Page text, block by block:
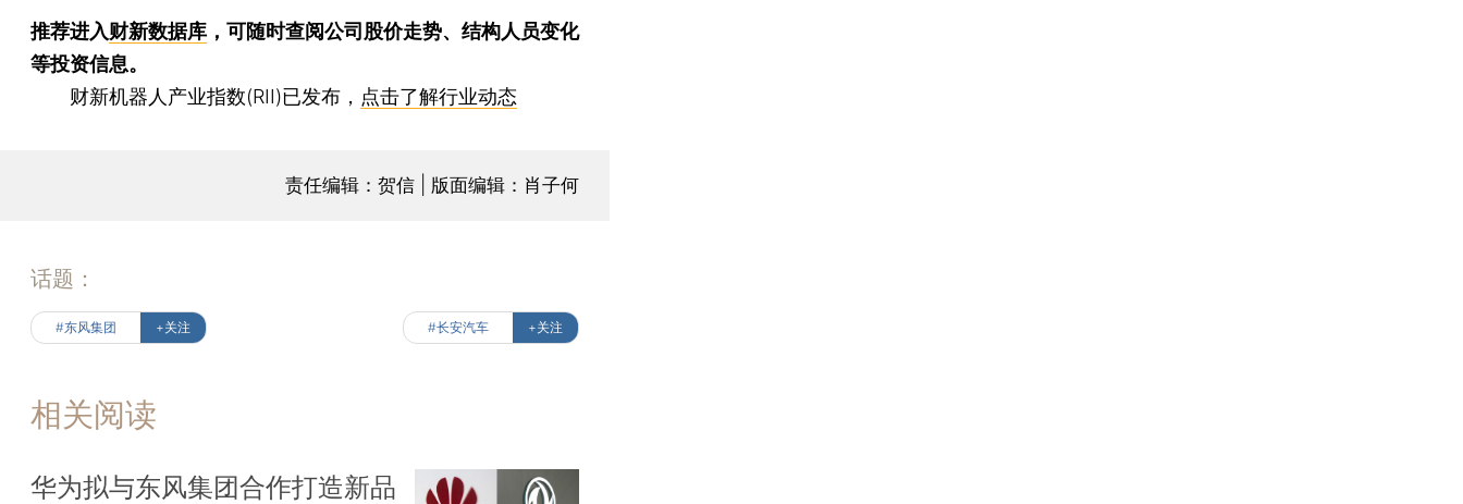
推荐进入财新数据库 ，可随时查阅公司股价走势、结构人员变化
等投资信息。
财新机器人产业指数(RII)已发布， 点击了解行业动态
责任编辑：贺信 | 版面编辑：肖子何
话题：
#东风集团 +关注 #长安汽车 +关注
相关阅读
华为拟与东风集团合作打造新品